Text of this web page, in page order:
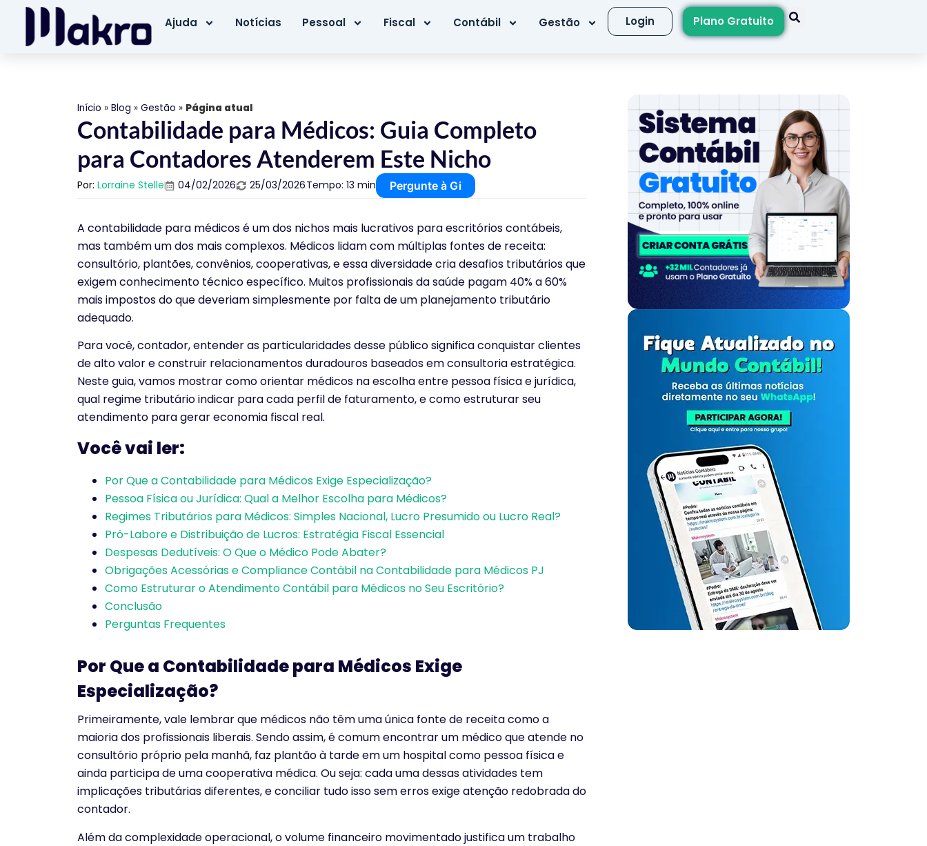
Ajuda Notícias Pessoal Fiscal Contábil Gestão Login Plano Gratuito
Início » Blog » Gestão » Página atual
Contabilidade para Médicos: Guia Completo
para Contadores Atenderem Este Nicho
Por: Lorraine Stelle 04/02/2026 25/03/2026Tempo: 13 min Pergunte à Gi
A contabilidade para médicos é um dos nichos mais lucrativos para escritórios contábeis,
mas também um dos mais complexos. Médicos lidam com múltiplas fontes de receita:
consultório, plantões, convênios, cooperativas, e essa diversidade cria desafios tributários que
exigem conhecimento técnico específico. Muitos profissionais da saúde pagam 40% a 60%
mais impostos do que deveriam simplesmente por falta de um planejamento tributário
adequado.
Para você, contador, entender as particularidades desse público significa conquistar clientes
de alto valor e construir relacionamentos duradouros baseados em consultoria estratégica.
Neste guia, vamos mostrar como orientar médicos na escolha entre pessoa física e jurídica,
qual regime tributário indicar para cada perfil de faturamento, e como estruturar seu
atendimento para gerar economia fiscal real.
Você vai ler:
Por Que a Contabilidade para Médicos Exige Especialização?
Pessoa Física ou Jurídica: Qual a Melhor Escolha para Médicos?
Regimes Tributários para Médicos: Simples Nacional, Lucro Presumido ou Lucro Real?
Pró-Labore e Distribuição de Lucros: Estratégia Fiscal Essencial
Despesas Dedutíveis: O Que o Médico Pode Abater?
Obrigações Acessórias e Compliance Contábil na Contabilidade para Médicos PJ
Como Estruturar o Atendimento Contábil para Médicos no Seu Escritório?
Conclusão
Perguntas Frequentes
Por Que a Contabilidade para Médicos Exige
Especialização?
Primeiramente, vale lembrar que médicos não têm uma única fonte de receita como a
maioria dos profissionais liberais. Sendo assim, é comum encontrar um médico que atende no
consultório próprio pela manhã, faz plantão à tarde em um hospital como pessoa física e
ainda participa de uma cooperativa médica. Ou seja: cada uma dessas atividades tem
implicações tributárias diferentes, e conciliar tudo isso sem erros exige atenção redobrada do
contador.
Além da complexidade operacional, o volume financeiro movimentado justifica um trabalho